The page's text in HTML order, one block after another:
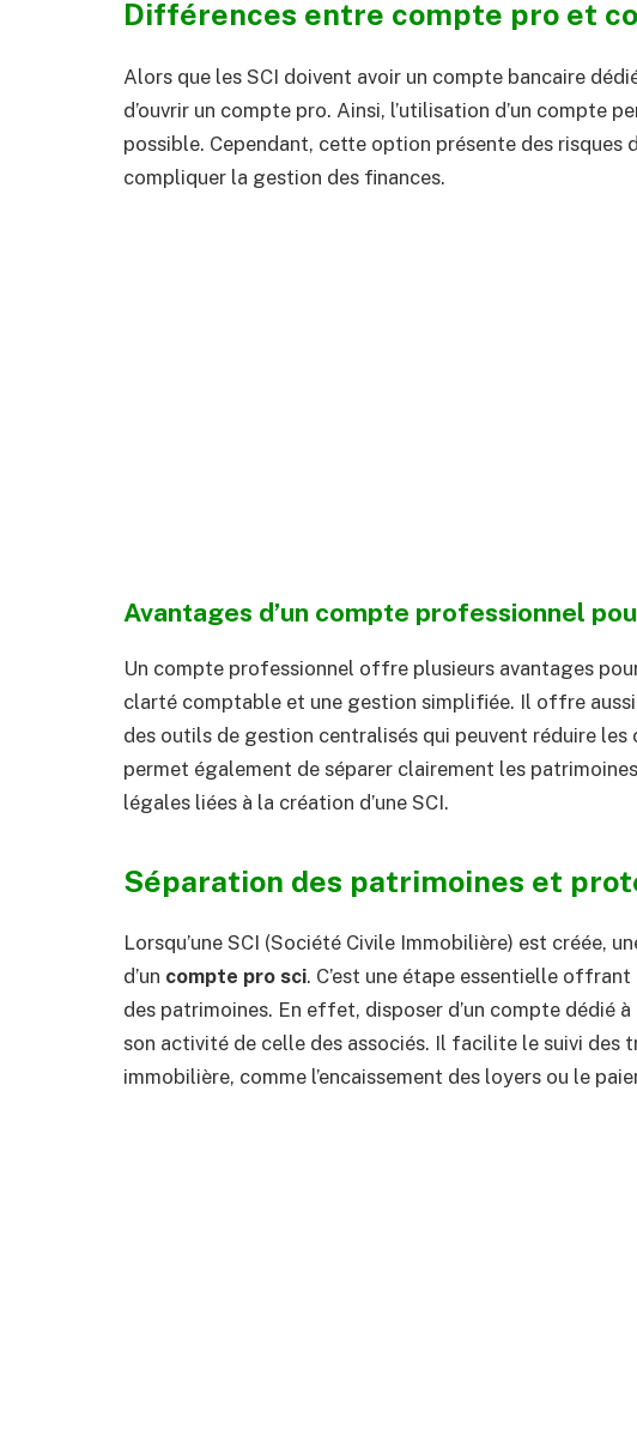
Différences entre compte pro et
Alors que les SCI doivent avoir un compte bancaire
d’ouvrir un compte pro. Ainsi, l’utilisation d’un compte
possible. Cependant, cette option présente des
compliquer la gestion des finances.
Avantages d’un compte professionnel
Un compte professionnel offre plusieurs avantages
clarté comptable et une gestion simplifiée. Il offre
des outils de gestion centralisés qui peuvent réduire
permet également de séparer clairement les
légales liées à la création d’une SCI.
Séparation des patrimoines et
Lorsqu’une SCI (Société Civile Immobilière) est créée,
d’un compte pro sci. C’est une étape essentielle
des patrimoines. En effet, disposer d’un compte dédié
son activité de celle des associés. Il facilite le suivi des
immobilière, comme l’encaissement des loyers ou le